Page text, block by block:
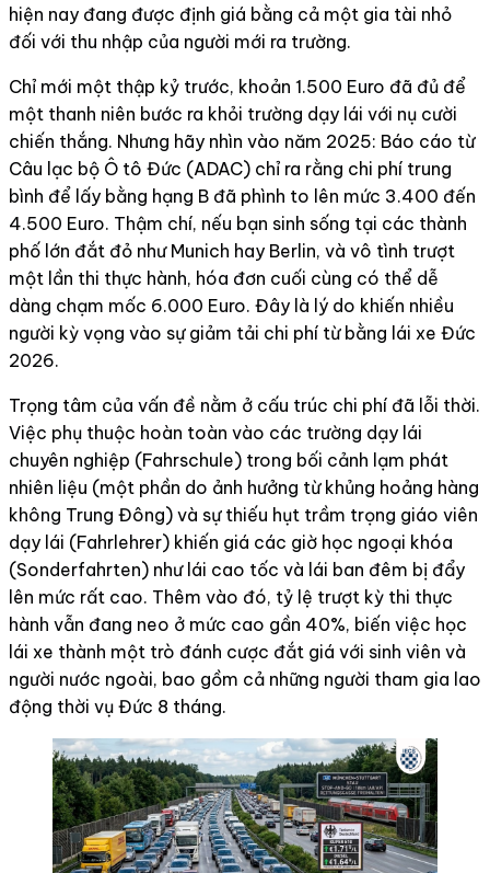
hiện nay đang được định giá bằng cả một gia tài nhỏ
đối với thu nhập của người mới ra trường.
Chỉ mới một thập kỷ trước, khoản 1.500 Euro đã đủ để
một thanh niên bước ra khỏi trường dạy lái với nụ cười
chiến thắng. Nhưng hãy nhìn vào năm 2025: Báo cáo từ
Câu lạc bộ Ô tô Đức (ADAC) chỉ ra rằng chi phí trung
bình để lấy bằng hạng B đã phình to lên mức 3.400 đến
4.500 Euro. Thậm chí, nếu bạn sinh sống tại các thành
phố lớn đắt đỏ như Munich hay Berlin, và vô tình trượt
một lần thi thực hành, hóa đơn cuối cùng có thể dễ
dàng chạm mốc 6.000 Euro. Đây là lý do khiến nhiều
người kỳ vọng vào sự giảm tải chi phí từ bằng lái xe Đức
2026.
Trọng tâm của vấn đề nằm ở cấu trúc chi phí đã lỗi thời.
Việc phụ thuộc hoàn toàn vào các trường dạy lái
chuyên nghiệp (Fahrschule) trong bối cảnh lạm phát
nhiên liệu (một phần do ảnh hưởng từ khủng hoảng hàng
không Trung Đông) và sự thiếu hụt trầm trọng giáo viên
dạy lái (Fahrlehrer) khiến giá các giờ học ngoại khóa
(Sonderfahrten) như lái cao tốc và lái ban đêm bị đẩy
lên mức rất cao. Thêm vào đó, tỷ lệ trượt kỳ thi thực
hành vẫn đang neo ở mức cao gần 40%, biến việc học
lái xe thành một trò đánh cược đắt giá với sinh viên và
người nước ngoài, bao gồm cả những người tham gia lao
động thời vụ Đức 8 tháng.